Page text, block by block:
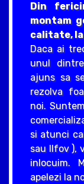
Din
montam
calitate,
Daca ai
unul
ajuns sa
rezolva
noi.
si atunci
sau Ilfov ),
inlocuim.
apelezi la